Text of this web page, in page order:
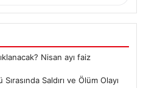
Nisan ayı faiz
Saldırı ve Ölüm Olayı